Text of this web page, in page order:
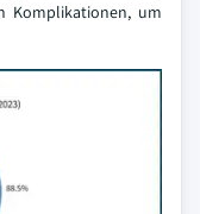
Komplikationen, um